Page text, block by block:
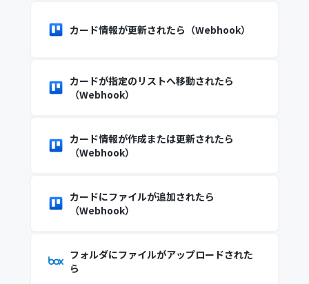
カード情報が更新されたら（Webhook）
カードが指定のリストへ移動されたら
（Webhook）
カード情報が作成または更新されたら
（Webhook）
カードにファイルが追加されたら
（Webhook）
フォルダにファイルがアップロードされた
ら